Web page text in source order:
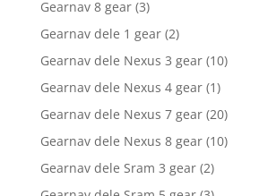
Gearnav 8 gear (3)
Gearnav dele 1 gear (2)
Gearnav dele Nexus 3 gear (10)
Gearnav dele Nexus 4 gear (1)
Gearnav dele Nexus 7 gear (20)
Gearnav dele Nexus 8 gear (10)
Gearnav dele Sram 3 gear (2)